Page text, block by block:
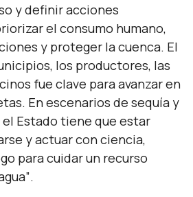
y definir acciones
el consumo humano,
y proteger la cuenca. El
los productores, las
fue clave para avanzar en
En escenarios de sequía y
Estado tiene que estar
y actuar con ciencia,
para cuidar un recurso
.